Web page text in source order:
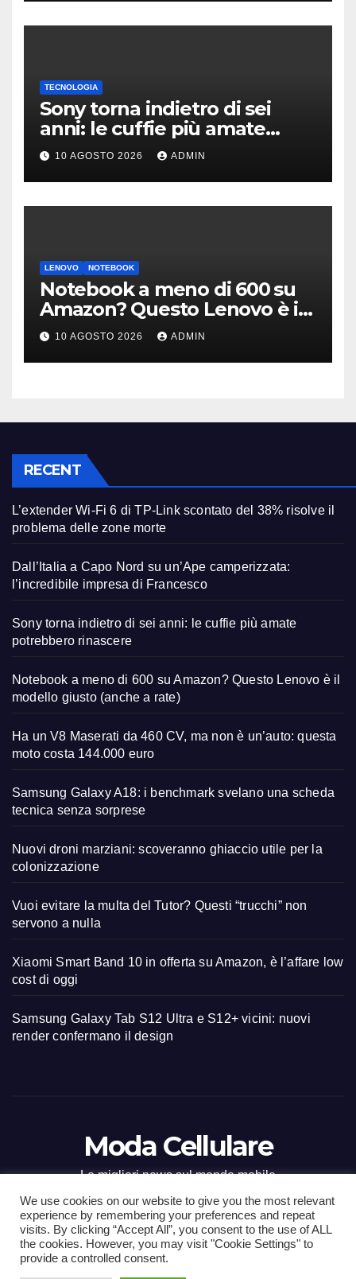
TECNOLOGIA
Sony torna indietro di sei
anni: le cuffie più amate
potrebbero rinascere
10 AGOSTO 2026 ADMIN
LENOVO NOTEBOOK
Notebook a meno di 600 su
Amazon? Questo Lenovo è il
modello giusto (anche a rate)
10 AGOSTO 2026 ADMIN
RECENT
L’extender Wi-Fi 6 di TP-Link scontato del 38% risolve il
problema delle zone morte
Dall’Italia a Capo Nord su un’Ape camperizzata:
l’incredibile impresa di Francesco
Sony torna indietro di sei anni: le cuffie più amate
potrebbero rinascere
Notebook a meno di 600 su Amazon? Questo Lenovo è il
modello giusto (anche a rate)
Ha un V8 Maserati da 460 CV, ma non è un’auto: questa
moto costa 144.000 euro
Samsung Galaxy A18: i benchmark svelano una scheda
tecnica senza sorprese
Nuovi droni marziani: scoveranno ghiaccio utile per la
colonizzazione
Vuoi evitare la multa del Tutor? Questi “trucchi” non
servono a nulla
Xiaomi Smart Band 10 in offerta su Amazon, è l’affare low
cost di oggi
Samsung Galaxy Tab S12 Ultra e S12+ vicini: nuovi
render confermano il design
Moda Cellulare
Le migliori news sul mondo mobile
Proudly powered by WordPress| Tema: Newsup diThemeansar
We use cookies on our website to give you the most relevant
experience by remembering your preferences and repeat
visits. By clicking “Accept All”, you consent to the use of ALL
the cookies. However, you may visit "Cookie Settings" to
provide a controlled consent.